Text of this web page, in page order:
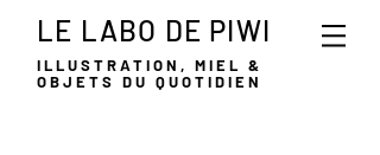
LE LABO DE PIWI
ILLUSTRATION, MIEL &
OBJETS DU QUOTIDIEN